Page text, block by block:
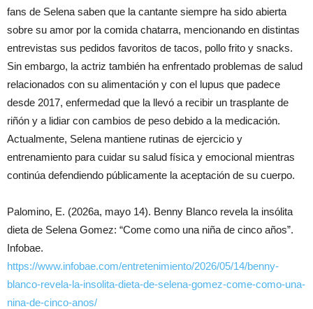
fans de Selena saben que la cantante siempre ha sido abierta
sobre su amor por la comida chatarra, mencionando en distintas
entrevistas sus pedidos favoritos de tacos, pollo frito y snacks.
Sin embargo, la actriz también ha enfrentado problemas de salud
relacionados con su alimentación y con el lupus que padece
desde 2017, enfermedad que la llevó a recibir un trasplante de
riñón y a lidiar con cambios de peso debido a la medicación.
Actualmente, Selena mantiene rutinas de ejercicio y
entrenamiento para cuidar su salud física y emocional mientras
continúa defendiendo públicamente la aceptación de su cuerpo.
Palomino, E. (2026a, mayo 14). Benny Blanco revela la insólita
dieta de Selena Gomez: “Come como una niña de cinco años”.
Infobae.
https://www.infobae.com/entretenimiento/2026/05/14/benny-
blanco-revela-la-insolita-dieta-de-selena-gomez-come-como-una-
nina-de-cinco-anos/